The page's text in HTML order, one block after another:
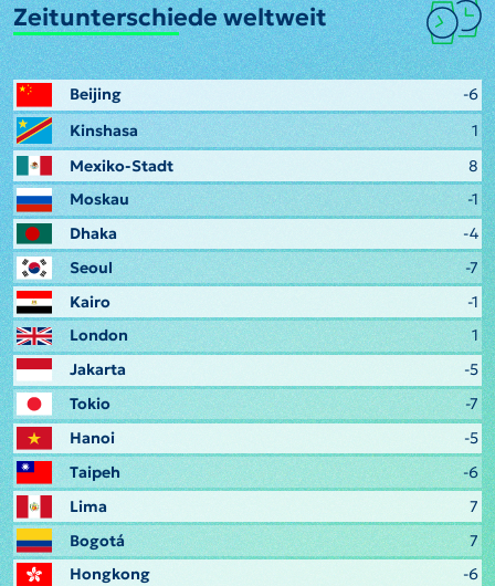
Zeitunterschiede weltweit
Beijing
-6
Kinshasa
1
Mexiko-Stadt
8
Moskau
-1
Dhaka
-4
Seoul
-7
Kairo
-1
London
1
Jakarta
-5
Tokio
-7
Hanoi
-5
Taipeh
-6
Lima
7
Bogotá
7
Hongkong
-6